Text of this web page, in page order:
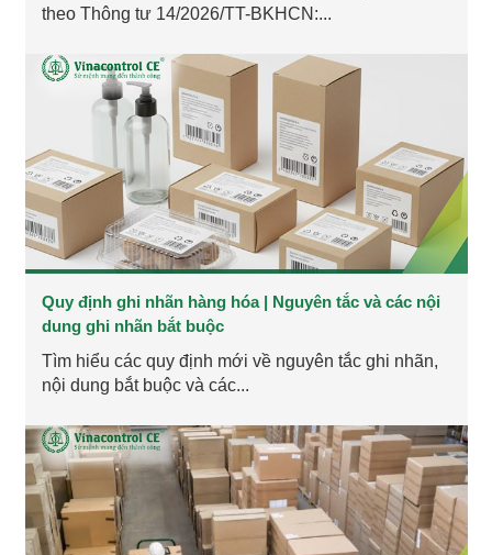
theo Thông tư 14/2026/TT-BKHCN:...
Quy định ghi nhãn hàng hóa | Nguyên tắc và các nội
dung ghi nhãn bắt buộc
Tìm hiểu các quy định mới về nguyên tắc ghi nhãn,
nội dung bắt buộc và các...